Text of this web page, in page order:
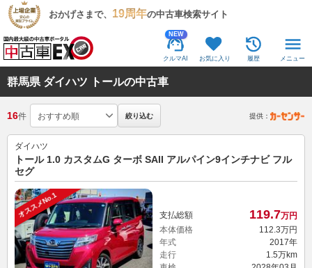
おかげさまで、 19周年の中古車検索サイト
NEW
クルマAI お気に入り 履歴 メニュー
群馬県 ダイハツ トールの中古車
16件 絞り込む 提供：
ダイハツ
トール 1.0 カスタムG ターボ SAII アルパイン9インチナビ フル
セグ
オススメNo.1 支払総額 119.7万円
本体価格
112.3万円
年式
2017年
走行
1.5万km